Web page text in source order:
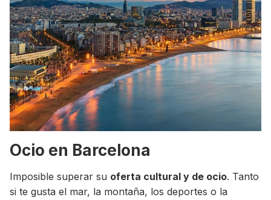
Ocio en Barcelona
Imposible superar su oferta cultural y de ocio. Tanto
si te gusta el mar, la montaña, los deportes o la